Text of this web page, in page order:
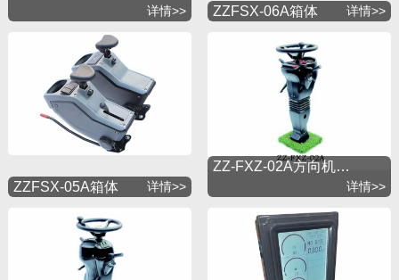
详情>> ZZFSX-06A箱体 详情>>
ZZFSX-05A箱体 详情>>
ZZ-FXZ-02A方向机…
详情>>